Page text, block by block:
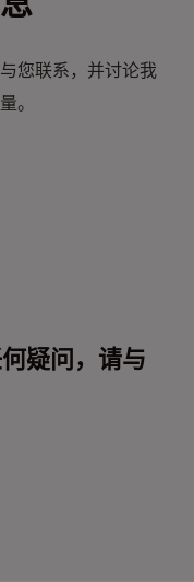
您联系，并讨论我
。
疑问，请与